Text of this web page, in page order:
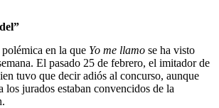
en la que Yo me llamo se ha visto
El pasado 25 de febrero, el imitador de
tuvo que decir adiós al concurso, aunque
los jurados estaban convencidos de la